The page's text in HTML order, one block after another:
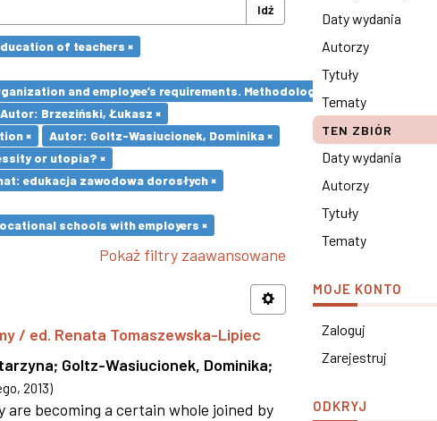
Idź
of teachers ×
and employee’s requirements. Methodological remarks ×
Autor: Brzeziński, Łukasz ×
×
Autor: Goltz-Wasiucionek, Dominika ×
or utopia? ×
edukacja zawodowa dorosłych ×
schools with employers ×
Pokaż filtry zaawansowane
/ ed. Renata Tomaszewska-Lipiec
; Goltz-Wasiucionek, Dominika;
, 2013)
becoming a certain whole joined by
Daty wydania
Autorzy
Tytuły
Tematy
TEN ZBIÓR
Daty wydania
Autorzy
Tytuły
Tematy
MOJE KONTO
Zaloguj
Zarejestruj
ODKRYJ